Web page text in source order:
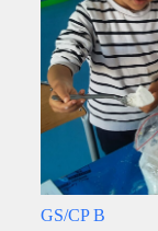
GS/CP B